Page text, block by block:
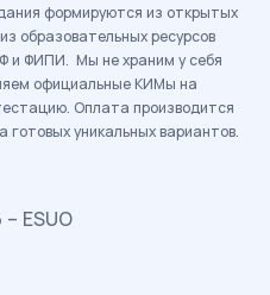
формируются из открытых
образовательных ресурсов
и ФИПИ. Мы не храним у себя
официальные КИМы на
Оплата производится
готовых уникальных вариантов.
ESUO